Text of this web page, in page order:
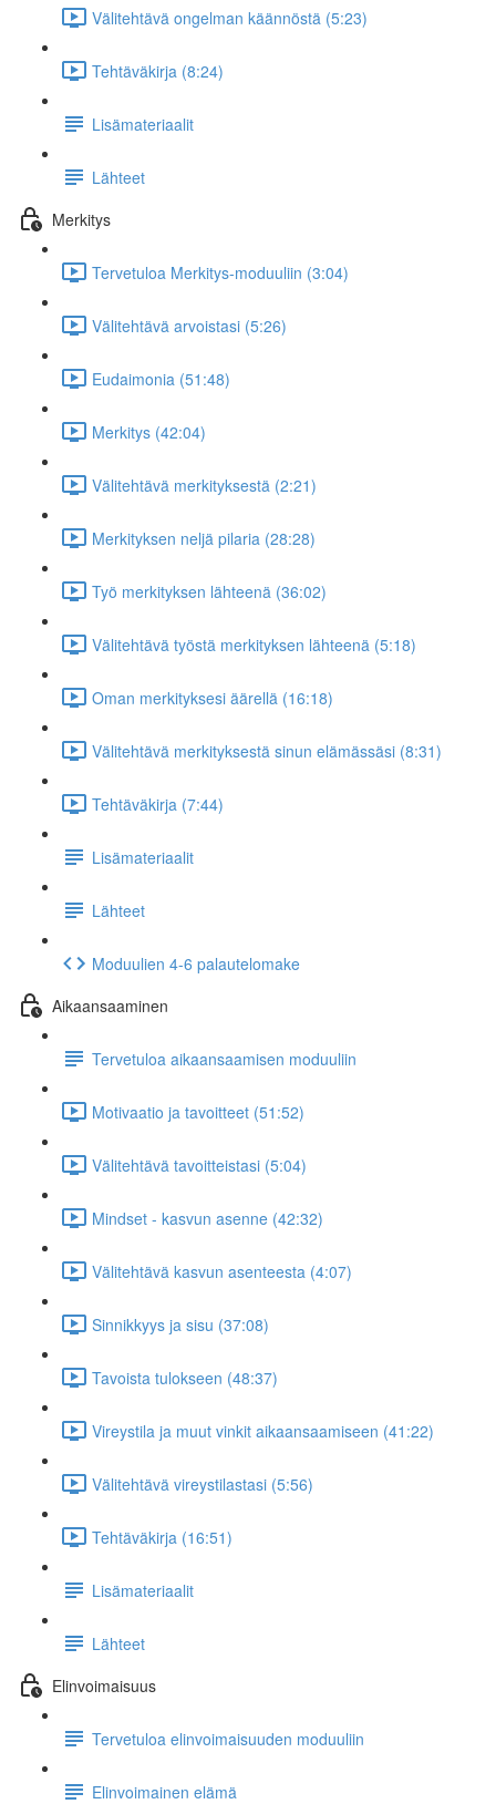
Välitehtävä ongelman käännöstä (5:23)
Tehtäväkirja (8:24)
Lisämateriaalit
Lähteet
Merkitys
Tervetuloa Merkitys-moduuliin (3:04)
Välitehtävä arvoistasi (5:26)
Eudaimonia (51:48)
Merkitys (42:04)
Välitehtävä merkityksestä (2:21)
Merkityksen neljä pilaria (28:28)
Työ merkityksen lähteenä (36:02)
Välitehtävä työstä merkityksen lähteenä (5:18)
Oman merkityksesi äärellä (16:18)
Välitehtävä merkityksestä sinun elämässäsi (8:31)
Tehtäväkirja (7:44)
Lisämateriaalit
Lähteet
Moduulien 4-6 palautelomake
Aikaansaaminen
Tervetuloa aikaansaamisen moduuliin
Motivaatio ja tavoitteet (51:52)
Välitehtävä tavoitteistasi (5:04)
Mindset - kasvun asenne (42:32)
Välitehtävä kasvun asenteesta (4:07)
Sinnikkyys ja sisu (37:08)
Tavoista tulokseen (48:37)
Vireystila ja muut vinkit aikaansaamiseen (41:22)
Välitehtävä vireystilastasi (5:56)
Tehtäväkirja (16:51)
Lisämateriaalit
Lähteet
Elinvoimaisuus
Tervetuloa elinvoimaisuuden moduuliin
Elinvoimainen elämä